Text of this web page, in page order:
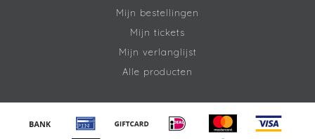
Mijn bestellingen
Mijn tickets
Mijn verlanglijst
Alle producten